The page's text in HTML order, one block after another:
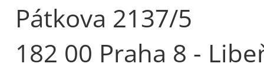
Pátkova 2137/5
182 00 Praha 8 -